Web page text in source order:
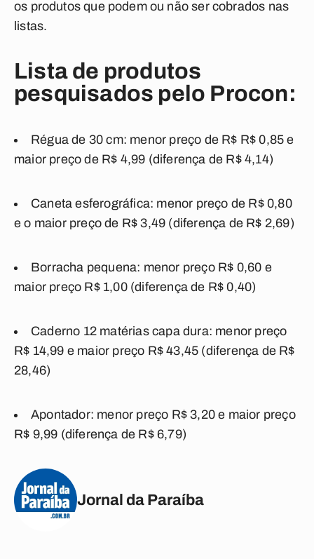
os produtos que podem ou não ser cobrados nas
listas.
Lista de produtos
pesquisados pelo Procon:
Régua de 30 cm: menor preço de R$ R$ 0,85 e
maior preço de R$ 4,99 (diferença de R$ 4,14)
Caneta esferográfica: menor preço de R$ 0,80
e o maior preço de R$ 3,49 (diferença de R$ 2,69)
Borracha pequena: menor preço R$ 0,60 e
maior preço R$ 1,00 (diferença de R$ 0,40)
Caderno 12 matérias capa dura: menor preço
R$ 14,99 e maior preço R$ 43,45 (diferença de R$
28,46)
Apontador: menor preço R$ 3,20 e maior preço
R$ 9,99 (diferença de R$ 6,79)
Jornal da Paraíba